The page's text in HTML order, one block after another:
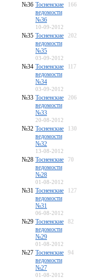
№36 Тосненские
ведомости
№36
10-09-2012
166
№35 Тосненские
ведомости
№35
03-09-2012
202
№34 Тосненские
ведомости
№34
03-09-2012
117
№33 Тосненские
ведомости
№33
20-08-2012
206
№32 Тосненские
ведомости
№32
13-08-2012
130
№28 Тосненские
ведомости
№28
01-08-2012
70
№31 Тосненские
ведомости
№31
06-08-2012
127
№29 Тосненские
ведомости
№29
01-08-2012
82
№27 Тосненские
ведомости
№27
01-08-2012
94